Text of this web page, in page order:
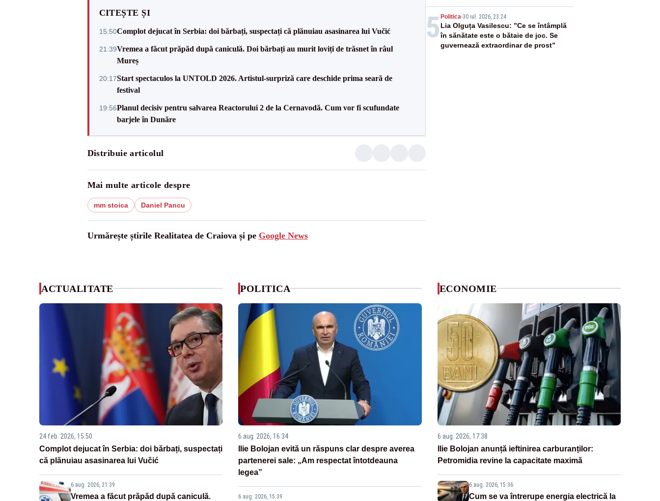
CITEȘTE ȘI
15:50Complot dejucat în Serbia: doi bărbați, suspectați că plănuiau asasinarea lui Vučić
21:39Vremea a făcut prăpăd după caniculă. Doi bărbați au murit loviți de trăsnet în râul
Mureș
20:17Start spectaculos la UNTOLD 2026. Artistul-surpriză care deschide prima seară de
festival
19:56Planul decisiv pentru salvarea Reactorului 2 de la Cernavodă. Cum vor fi scufundate
barjele în Dunăre
Distribuie articolul
Mai multe articole despre
mm stoica Daniel Pancu
Urmărește știrile Realitatea de Craiova și pe Google News
rachetă rusească
5 Politica-30 iul. 2026, 23:24
Lia Olguța Vasilescu: ”Ce se întâmplă
în sănătate este o bătaie de joc. Se
guvernează extraordinar de prost”
ACTUALITATE
24 feb. 2026, 15:50
Complot dejucat în Serbia: doi bărbați, suspectați
că plănuiau asasinarea lui Vučić
6 aug. 2026, 21:39
Vremea a făcut prăpăd după caniculă.
POLITICA
6 aug. 2026, 16:34
Ilie Bolojan evită un răspuns clar despre averea
partenerei sale: „Am respectat întotdeauna
legea”
6 aug. 2026, 15:39
ECONOMIE
6 aug. 2026, 17:38
Ilie Bolojan anunță ieftinirea carburanților:
Petromidia revine la capacitate maximă
6 aug. 2026, 15:36
Cum se va întrerupe energia electrică la